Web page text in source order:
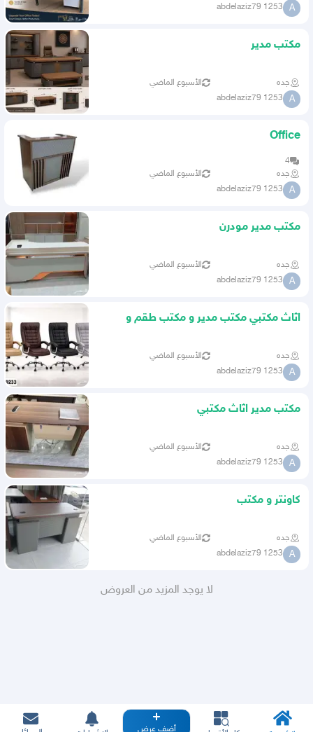
A
abdelaziz79 1253
مکتب مدير
جده الأسبوع الماضي
A
abdelaziz79 1253
Office
4
جده
الأسبوع الماضي
A
abdelaziz79 1253
مكتب مدير مودرن
جده الأسبوع الماضي
A
abdelaziz79 1253
اثاث مكتبي مكتب مدير و مكتب طقم و
جده الأسبوع الماضي
A
abdelaziz79 1253
مكتب مدير اثاث مكتبي
جده الأسبوع الماضي
A
abdelaziz79 1253
کاونتر و مکتب
جده الأسبوع الماضي
A
abdelaziz79 1253
لا يوجد المزيد من العروض
أضف عرض